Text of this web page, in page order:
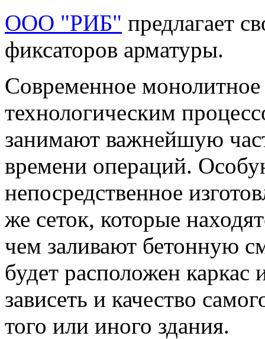
ООО "РИБ" предлагает
фиксаторов арматуры.
Современное монолитное
технологическим
занимают важнейшую
времени операций.
непосредственное
же сеток, которые
чем заливают бетонную
будет расположен каркас
зависеть и качество
того или иного здания.